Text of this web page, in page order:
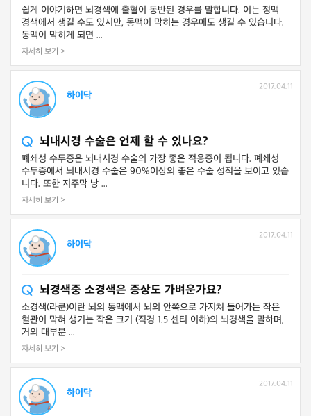
쉽게 이야기하면 뇌경색에 출혈이 동반된 경우를 말합니다. 이는 정맥
경색에서 생길 수도 있지만, 동맥이 막히는 경우에도 생길 수 있습니다.
동맥이 막히게 되면 ...
자세히 보기 >
하이닥
2017.04.11
뇌내시경 수술은 언제 할 수 있나요?
폐쇄성 수두증은 뇌내시경 수술의 가장 좋은 적응증이 됩니다. 폐쇄성
수두증에서 뇌내시경 수술은 90%이상의 좋은 수술 성적을 보이고 있습
니다. 또한 지주막 낭 ...
자세히 보기 >
하이닥
2017.04.11
뇌경색중 소경색은 증상도 가벼운가요?
소경색(라쿤)이란 뇌의 동맥에서 뇌의 안쪽으로 가지쳐 들어가는 작은
혈관이 막혀 생기는 작은 크기 (직경 1.5 센티 이하)의 뇌경색을 말하며,
거의 대부분 ...
자세히 보기 >
하이닥
2017.04.11